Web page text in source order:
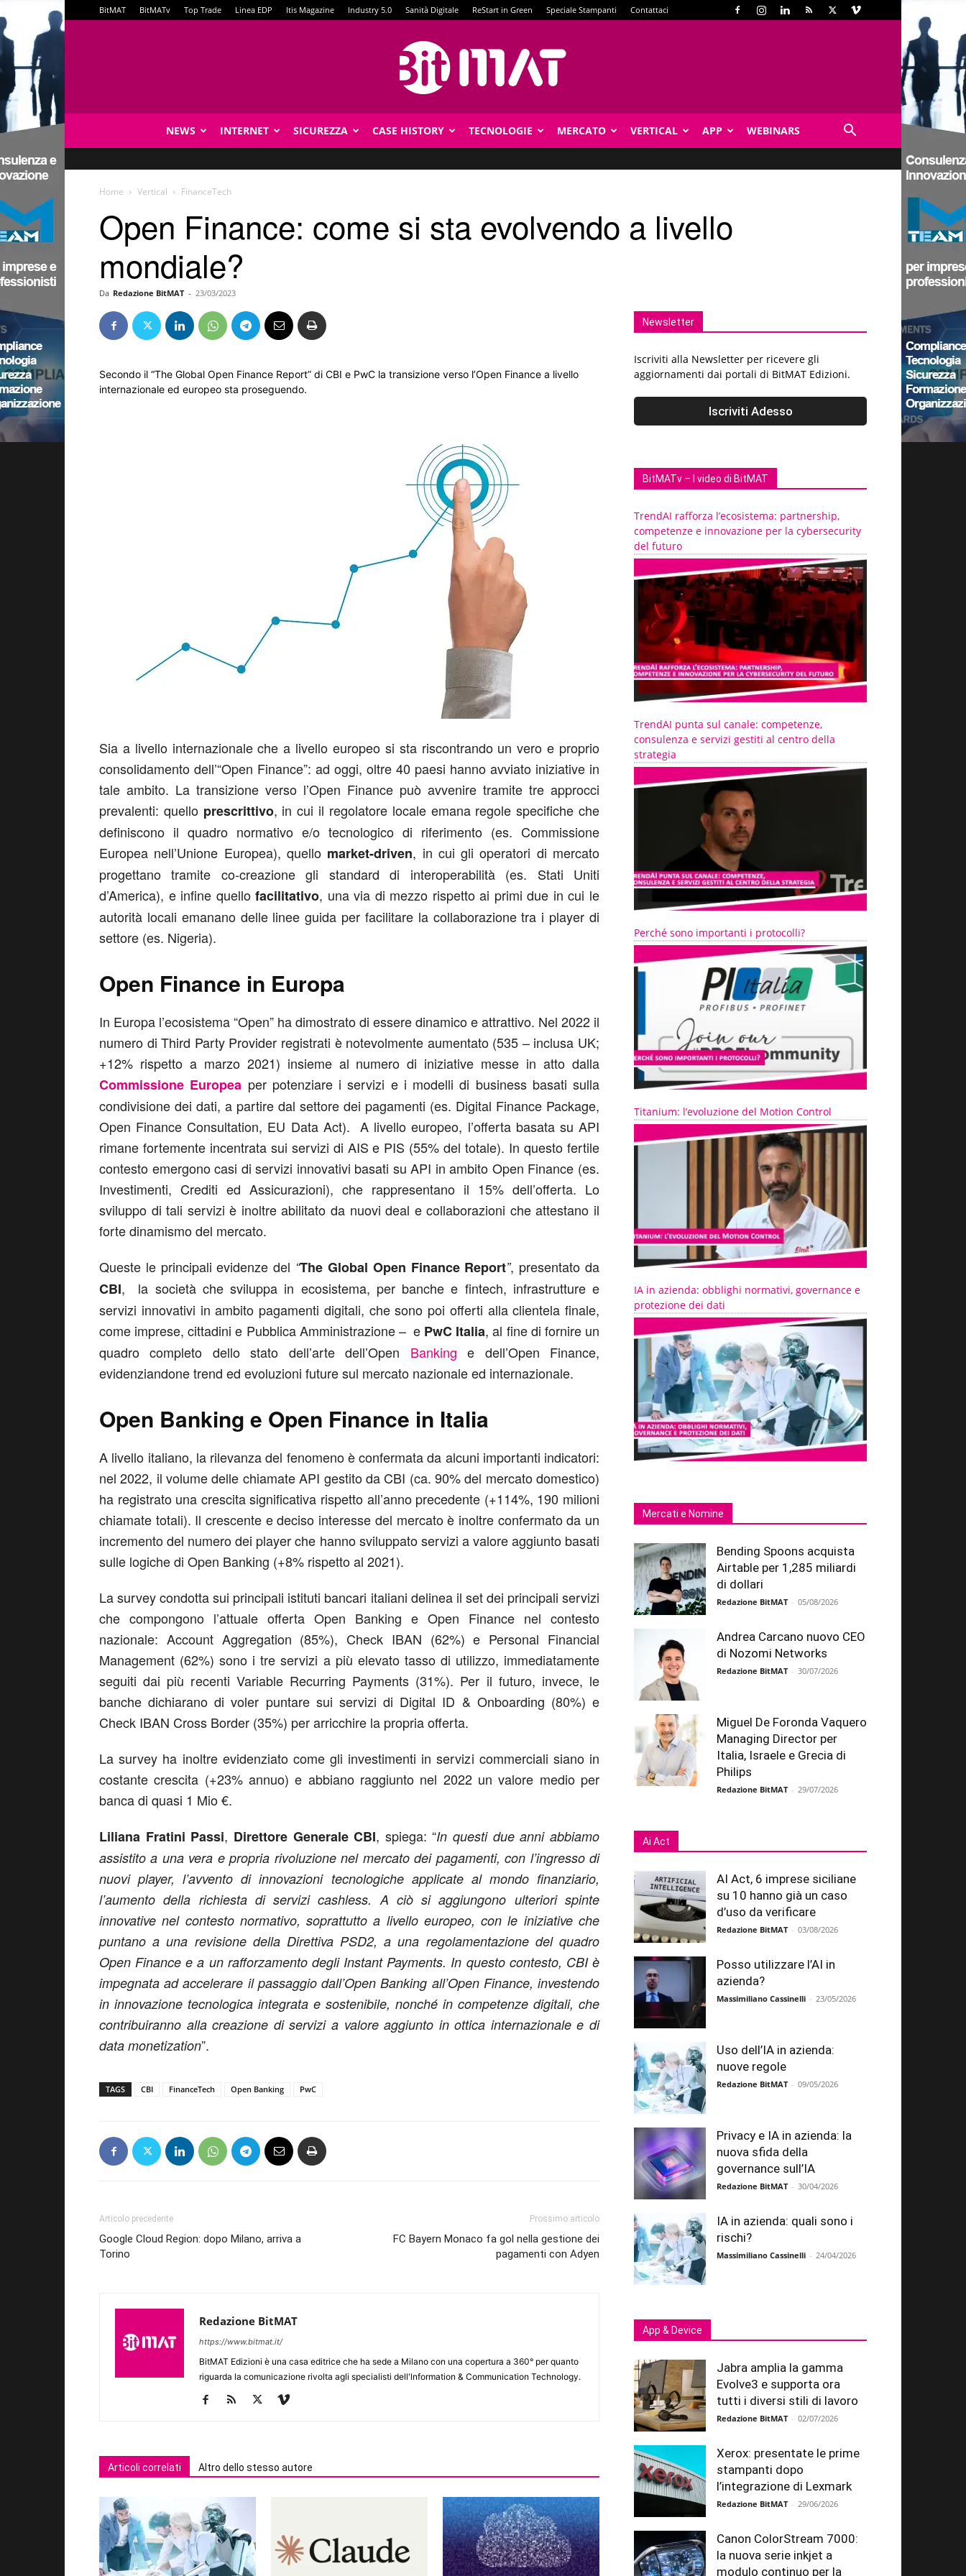
BitMAT BitMATv Top Trade Linea EDP Itis Magazine Industry 5.0 Sanità Digitale ReStart in Green Speciale Stampanti Contattaci
NEWS INTERNET SICUREZZA CASE HISTORY TECNOLOGIE MERCATO VERTICAL APP WEBINARS
Home Vertical FinanceTech
Open Finance: come si sta evolvendo a livello
mondiale?
Da Redazione BitMAT - 23/03/2023
Secondo il “The Global Open Finance Report” di CBI e PwC la transizione verso l’Open Finance a livello
internazionale ed europeo sta proseguendo.
Sia a livello internazionale che a livello europeo si sta riscontrando un vero e proprio
consolidamento dell’“Open Finance”: ad oggi, oltre 40 paesi hanno avviato iniziative in
tale ambito. La transizione verso l’Open Finance può avvenire tramite tre approcci
prevalenti: quello prescrittivo, in cui il regolatore locale emana regole specifiche che
definiscono il quadro normativo e/o tecnologico di riferimento (es. Commissione
Europea nell’Unione Europea), quello market-driven, in cui gli operatori di mercato
progettano tramite co-creazione gli standard di interoperabilità (es. Stati Uniti
d’America), e infine quellofacilitativo, una via di mezzo rispetto ai primi due in cui le
autorità locali emanano delle linee guida per facilitare la collaborazione tra i player di
settore (es. Nigeria).
Open Finance in Europa
In Europa l’ecosistema “Open” ha dimostrato di essere dinamico e attrattivo. Nel 2022 il
numero di Third Party Provider registrati è notevolmente aumentato (535 – inclusa UK;
+12% rispetto a marzo 2021) insieme al numero di iniziative messe in atto dalla
Commissione Europea per potenziare i servizi e i modelli di business basati sulla
condivisione dei dati, a partire dal settore dei pagamenti (es. Digital Finance Package,
Open Finance Consultation, EU Data Act). A livello europeo, l’offerta basata su API
rimane fortemente incentrata sui servizi di AIS e PIS (55% del totale). In questo fertile
contesto emergono casi di servizi innovativi basati su API in ambito Open Finance (es.
Investimenti, Crediti ed Assicurazioni), che rappresentano il 15% dell’offerta. Lo
sviluppo di tali servizi è inoltre abilitato da nuovi deal e collaborazioni che attestano il
forte dinamismo del mercato.
Queste le principali evidenze del “The Global Open Finance Report”, presentato da
CBI, la società che sviluppa in ecosistema, per banche e fintech, infrastrutture e
servizi innovativi in ambito pagamenti digitali, che sono poi offerti alla clientela finale,
come imprese, cittadini e Pubblica Amministrazione – e PwC Italia, al fine di fornire un
quadro completo dello stato dell’arte dell’Open Banking e dell’Open Finance,
evidenziandone trend ed evoluzioni future sul mercato nazionale ed internazionale.
Open Banking e Open Finance in Italia
A livello italiano, la rilevanza del fenomeno è confermata da alcuni importanti indicatori:
nel 2022, il volume delle chiamate API gestito da CBI (ca. 90% del mercato domestico)
ha registrato una crescita significativa rispetto all’anno precedente (+114%, 190 milioni
chiamate totali). Il crescente e deciso interesse del mercato è inoltre confermato da un
incremento del numero dei player che hanno sviluppato servizi a valore aggiunto basati
sulle logiche di Open Banking (+8% rispetto al 2021).
La survey condotta sui principali istituti bancari italiani delinea il set dei principali servizi
che compongono l’attuale offerta Open Banking e Open Finance nel contesto
nazionale: Account Aggregation (85%), Check IBAN (62%) e Personal Financial
Management (62%) sono i tre servizi a più elevato tasso di utilizzo, immediatamente
seguiti dai più recenti Variable Recurring Payments (31%). Per il futuro, invece, le
banche dichiarano di voler puntare sui servizi di Digital ID & Onboarding (80%) e
Check IBAN Cross Border (35%) per arricchire la propria offerta.
La survey ha inoltre evidenziato come gli investimenti in servizi commerciali siano in
costante crescita (+23% annuo) e abbiano raggiunto nel 2022 un valore medio per
banca di quasi 1 Mio €.
Liliana Fratini Passi, Direttore Generale CBI, spiega: “In questi due anni abbiamo
assistito a una vera e propria rivoluzione nel mercato dei pagamenti, con l’ingresso di
nuovi player, l’avvento di innovazioni tecnologiche applicate al mondo finanziario,
l’aumento della richiesta di servizi cashless. A ciò si aggiungono ulteriori spinte
innovative nel contesto normativo, soprattutto a livello europeo, con le iniziative che
puntano a una revisione della Direttiva PSD2, a una regolamentazione del quadro
Open Finance e a un rafforzamento degli Instant Payments. In questo contesto, CBI è
impegnata ad accelerare il passaggio dall’Open Banking all’Open Finance, investendo
in innovazione tecnologica integrata e sostenibile, nonché in competenze digitali, che
contribuiranno alla creazione di servizi a valore aggiunto in ottica internazionale e di
data monetization”.
TAGS CBI FinanceTech Open Banking PwC
Articolo precedente
Google Cloud Region: dopo Milano, arriva a
Torino
Prossimo articolo
FC Bayern Monaco fa gol nella gestione dei
pagamenti con Adyen
Redazione BitMAT
https://www.bitmat.it/
BitMAT Edizioni è una casa editrice che ha sede a Milano con una copertura a 360° per quanto
riguarda la comunicazione rivolta agli specialisti dell'lnformation & Communication Technology.
Articoli correlati Altro dello stesso autore
Newsletter
Iscriviti alla Newsletter per ricevere gli
aggiornamenti dai portali di BitMAT Edizioni.
BitMATv – I video di BitMAT
TrendAI rafforza l’ecosistema: partnership,
competenze e innovazione per la cybersecurity
del futuro
TrendAI punta sul canale: competenze,
consulenza e servizi gestiti al centro della
strategia
Perché sono importanti i protocolli?
Titanium: l’evoluzione del Motion Control
IA in azienda: obblighi normativi, governance e
protezione dei dati
Mercati e Nomine
Bending Spoons acquista
Airtable per 1,285 miliardi
di dollari
Redazione BitMAT - 05/08/2026
Andrea Carcano nuovo CEO
di Nozomi Networks
Redazione BitMAT - 30/07/2026
Miguel De Foronda Vaquero
Managing Director per
Italia, Israele e Grecia di
Philips
Redazione BitMAT - 29/07/2026
Ai Act
AI Act, 6 imprese siciliane
su 10 hanno già un caso
d’uso da verificare
Redazione BitMAT - 03/08/2026
Posso utilizzare l’AI in
azienda?
Massimiliano Cassinelli - 23/05/2026
Uso dell’IA in azienda:
nuove regole
Redazione BitMAT - 09/05/2026
Privacy e IA in azienda: la
nuova sfida della
governance sull’IA
Redazione BitMAT - 30/04/2026
IA in azienda: quali sono i
rischi?
Massimiliano Cassinelli - 24/04/2026
App & Device
Jabra amplia la gamma
Evolve3 e supporta ora
tutti i diversi stili di lavoro
Redazione BitMAT - 02/07/2026
Xerox: presentate le prime
stampanti dopo
l’integrazione di Lexmark
Redazione BitMAT - 29/06/2026
Canon ColorStream 7000:
la nuova serie inkjet a
modulo continuo per la